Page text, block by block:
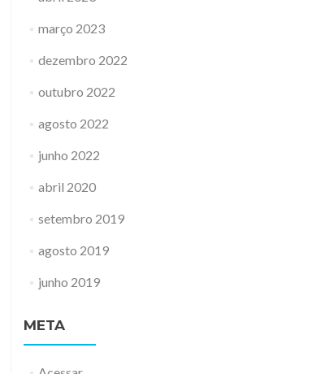
março 2023
dezembro 2022
outubro 2022
agosto 2022
junho 2022
abril 2020
setembro 2019
agosto 2019
junho 2019
META